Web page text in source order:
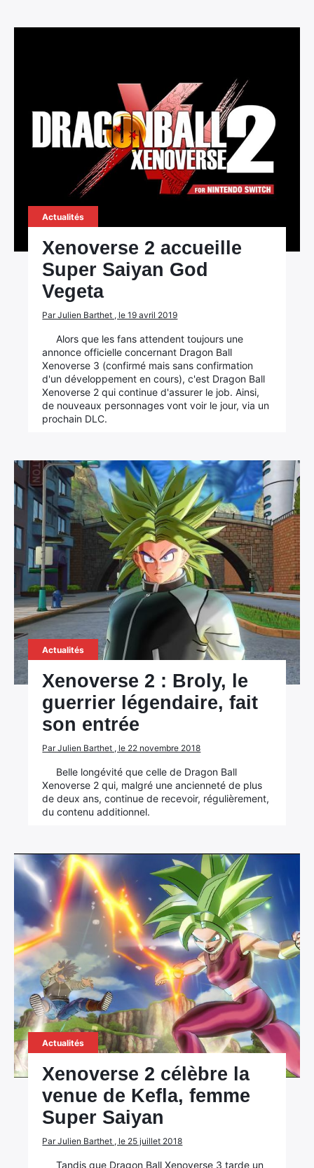
Actualités
Xenoverse 2 accueille
Super Saiyan God
Vegeta
Par Julien Barthet , le 19 avril 2019
Alors que les fans attendent toujours une
annonce officielle concernant Dragon Ball
Xenoverse 3 (confirmé mais sans confirmation
d'un développement en cours), c'est Dragon Ball
Xenoverse 2 qui continue d'assurer le job. Ainsi,
de nouveaux personnages vont voir le jour, via un
prochain DLC.
Actualités
Xenoverse 2 : Broly, le
guerrier légendaire, fait
son entrée
Par Julien Barthet , le 22 novembre 2018
Belle longévité que celle de Dragon Ball
Xenoverse 2 qui, malgré une ancienneté de plus
de deux ans, continue de recevoir, régulièrement,
du contenu additionnel.
Actualités
Xenoverse 2 célèbre la
venue de Kefla, femme
Super Saiyan
Par Julien Barthet , le 25 juillet 2018
Tandis que Dragon Ball Xenoverse 3 tarde un
Rechercher